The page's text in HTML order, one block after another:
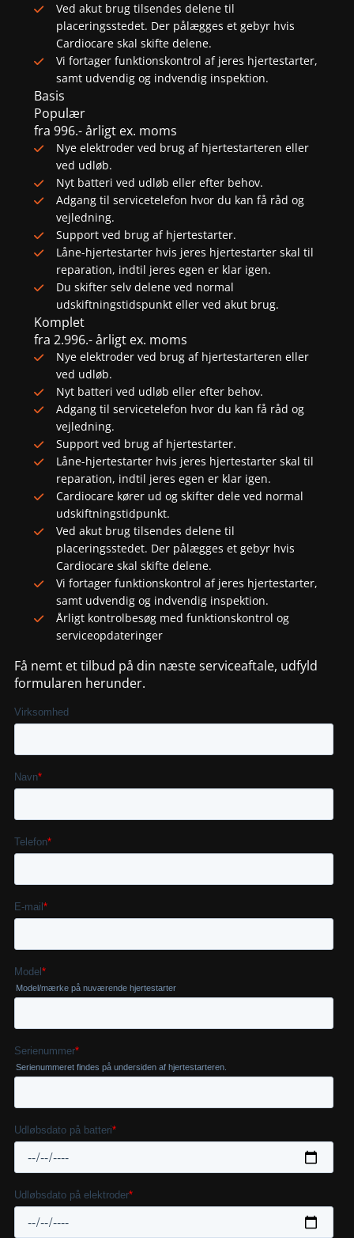
Ved akut brug tilsendes delene til
placeringsstedet. Der pålægges et gebyr hvis
Cardiocare skal skifte delene.
Vi fortager funktionskontrol af jeres hjertestarter,
samt udvendig og indvendig inspektion.
Basis
Populær
fra 996.-årligt ex. moms
Nye elektroder ved brug af hjertestarteren eller
ved udløb.
Nyt batteri ved udløb eller efter behov.
Adgang til servicetelefon hvor du kan få råd og
vejledning.
Support ved brug af hjertestarter.
Låne-hjertestarter hvis jeres hjertestarter skal til
reparation, indtil jeres egen er klar igen.
Du skifter selv delene ved normal
udskiftningstidspunkt eller ved akut brug.
Komplet
fra 2.996.-årligt ex. moms
Nye elektroder ved brug af hjertestarteren eller
ved udløb.
Nyt batteri ved udløb eller efter behov.
Adgang til servicetelefon hvor du kan få råd og
vejledning.
Support ved brug af hjertestarter.
Låne-hjertestarter hvis jeres hjertestarter skal til
reparation, indtil jeres egen er klar igen.
Cardiocare kører ud og skifter dele ved normal
udskiftningstidpunkt.
Ved akut brug tilsendes delene til
placeringsstedet. Der pålægges et gebyr hvis
Cardiocare skal skifte delene.
Vi fortager funktionskontrol af jeres hjertestarter,
samt udvendig og indvendig inspektion.
Årligt kontrolbesøg med funktionskontrol og
serviceopdateringer
Få nemt et tilbud på din næste serviceaftale, udfyld
formularen herunder.